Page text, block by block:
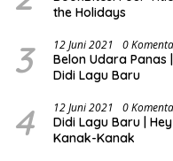
the Holidays
3 12 Juni 2021 0
Belon Udara Panas
Didi Lagu Baru
4 12 Juni 2021 0
Didi Lagu Baru |
Kanak-Kanak